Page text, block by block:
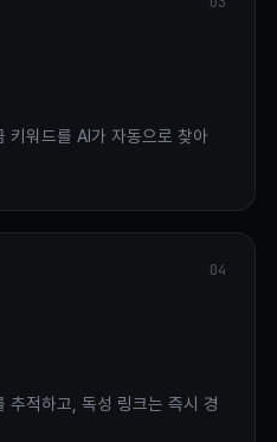
키워드를 AI가 자동으로 찾아
04
추적하고, 독성 링크는 즉시 경